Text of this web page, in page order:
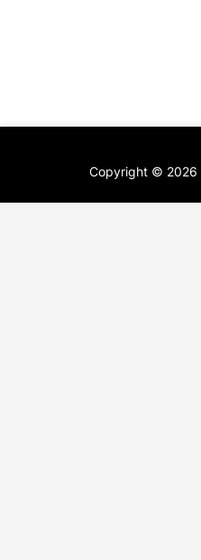
Copyright © 2026